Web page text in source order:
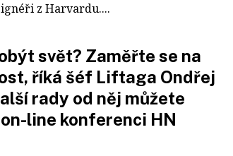
z Harvardu....
svět? Zaměřte se na
říká šéf Liftaga Ondřej
rady od něj můžete
line konferenci HN